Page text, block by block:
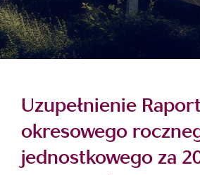
Uzupełnienie
okresowego
jednostkowego za